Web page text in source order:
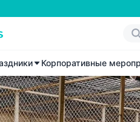
Корпоративные